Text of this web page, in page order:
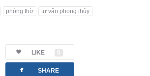
phòng thờ
tư vấn phong thủy
LIKE 0
facebook SHARE